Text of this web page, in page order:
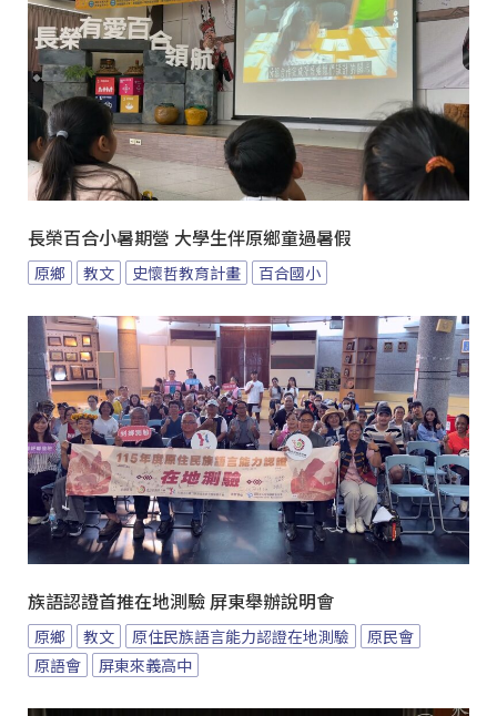
長榮百合小暑期營 大學生伴原鄉童過暑假
原鄉 教文 史懷哲教育計畫 百合國小
族語認證首推在地測驗 屏東舉辦說明會
原鄉 教文 原住民族語言能力認證在地測驗
原民會
原語會
屏東來義高中